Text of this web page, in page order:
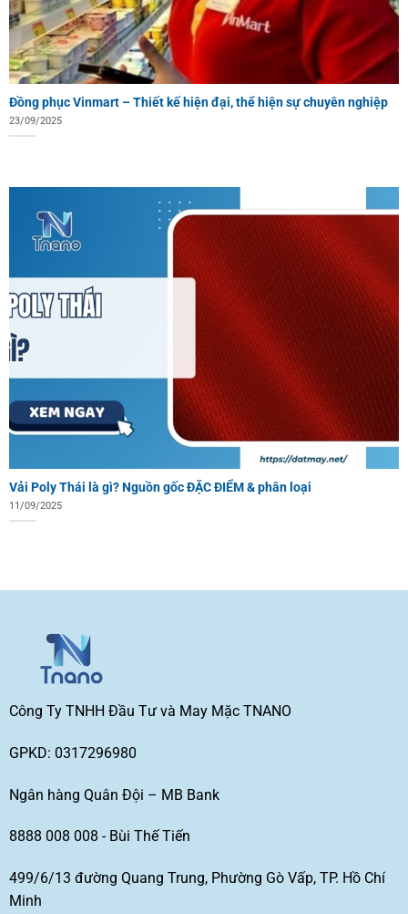
Đồng phục Vinmart – Thiết kế hiện đại, thể hiện sự chuyên nghiệp
23/09/2025
Vải Poly Thái là gì? Nguồn gốc ĐẶC ĐIỂM & phân loại
11/09/2025
Công Ty TNHH Đầu Tư và May Mặc TNANO
GPKD: 0317296980
Ngân hàng Quân Đội – MB Bank
8888 008 008 - Bùi Thế Tiến
499/6/13 đường Quang Trung, Phường Gò Vấp, TP. Hồ Chí
Minh